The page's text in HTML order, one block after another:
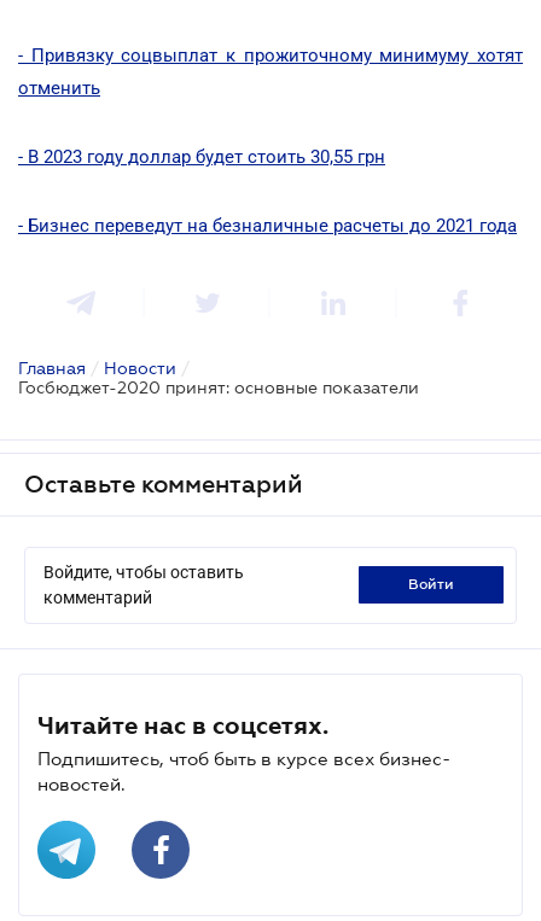
- Привязку соцвыплат к прожиточному минимуму хотят
отменить
- В 2023 году доллар будет стоить 30,55 грн
- Бизнес переведут на безналичные расчеты до 2021 года
Главная / Новости /
Госбюджет-2020 принят: основные показатели
Оставьте комментарий
Войдите, чтобы оставить
комментарий
войти
Читайте нас в соцсетях.
Подпишитесь, чтоб быть в курсе всех бизнес-
новостей.